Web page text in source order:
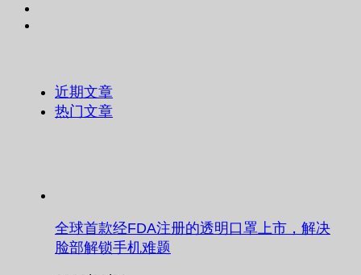
近期文章
热门文章
全球首款经FDA注册的透明口罩上市，解决
脸部解锁手机难题